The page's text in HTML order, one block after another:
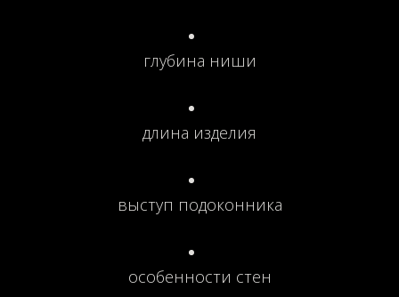
глубина ниши
длина изделия
выступ подоконника
особенности стен